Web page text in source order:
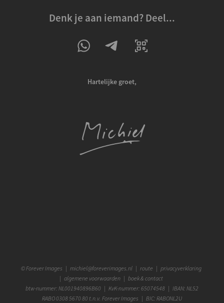
Denk je aan iemand? Deel...
Hartelijke groet,
©Forever Images | michiel@foreverimages.nl | route | privacyverklaring
| algemene voorwaarden | boek & contact
btw-nummer: NL001940896B60 | KvK-nummer: 65074548 | IBAN: NL52
RABO 0308 5670 80 t.n.v. Forever Images | BIC: RABONL2U